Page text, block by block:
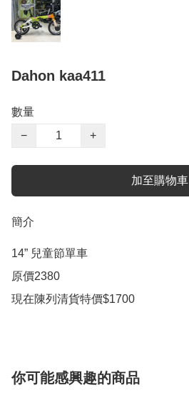
Dahon kaa411
數量
−
+
加至購物車
簡介
14” 兒童節單車
原價2380
現在陳列清貨特價$1700
你可能感興趣的商品